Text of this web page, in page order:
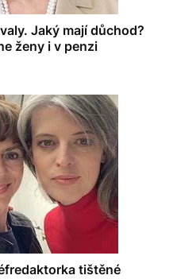
Jaký mají důchod?
ženy i v penzi
tištěné